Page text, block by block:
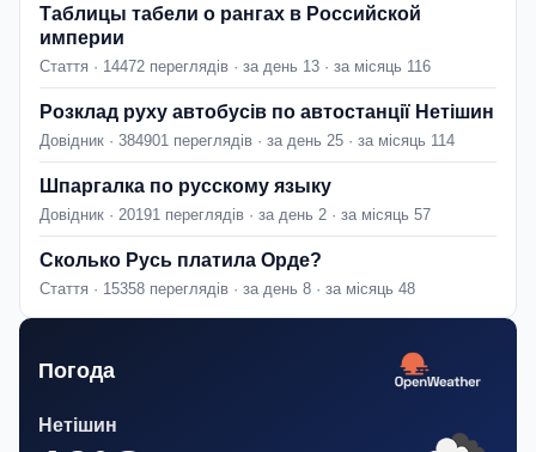
Таблицы табели о рангах в Российской
империи
Стаття · 14472 переглядів · за день 13 · за місяць 116
Розклад руху автобусів по автостанції Нетішин
Довідник · 384901 переглядів · за день 25 · за місяць 114
Шпаргалка по русскому языку
Довідник · 20191 переглядів · за день 2 · за місяць 57
Сколько Русь платила Орде?
Стаття · 15358 переглядів · за день 8 · за місяць 48
Погода
Нетішин